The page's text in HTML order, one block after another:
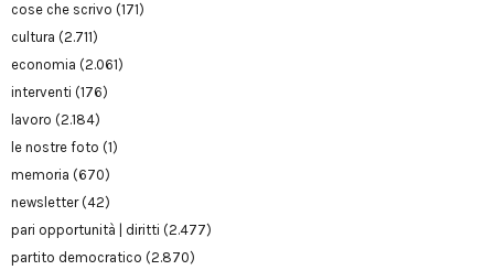
cose che scrivo (171)
cultura (2.711)
economia (2.061)
interventi (176)
lavoro (2.184)
le nostre foto (1)
memoria (670)
newsletter(42)
pari opportunità | diritti (2.477)
partito democratico (2.870)